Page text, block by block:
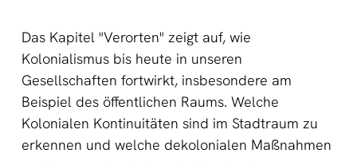
Das Kapitel "Verorten" zeigt auf, wie
Kolonialismus bis heute in unseren
Gesellschaften fortwirkt, insbesondere am
Beispiel des öffentlichen Raums. Welche
Kolonialen Kontinuitäten sind im Stadtraum zu
erkennen und welche dekolonialen Maßnahmen